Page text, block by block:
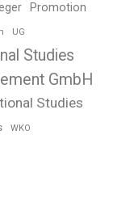
Promotion
UG
Studies
GmbH
Studies
WKO